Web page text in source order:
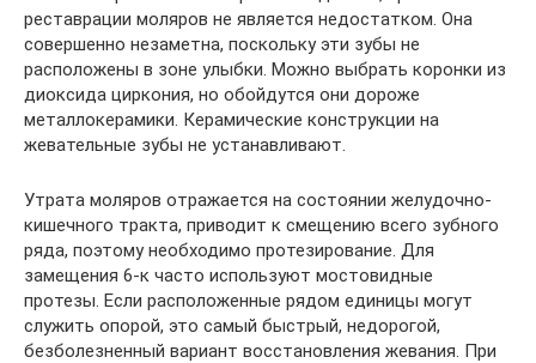
реставрации моляров не является недостатком. Она
совершенно незаметна, поскольку эти зубы не
расположены в зоне улыбки. Можно выбрать коронки из
диоксида циркония, но обойдутся они дороже
металлокерамики. Керамические конструкции на
жевательные зубы не устанавливают.
Утрата моляров отражается на состоянии желудочно-
кишечного тракта, приводит к смещению всего зубного
ряда, поэтому необходимо протезирование. Для
замещения 6-к часто используют мостовидные
протезы. Если расположенные рядом единицы могут
служить опорой, это самый быстрый, недорогой,
безболезненный вариант восстановления жевания. При